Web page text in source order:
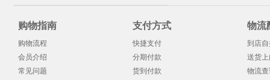
购物指南
购物流程
会员介绍
常见问题
支付方式
快捷支付
分期付款
货到付款
物流
到店
送货
物流